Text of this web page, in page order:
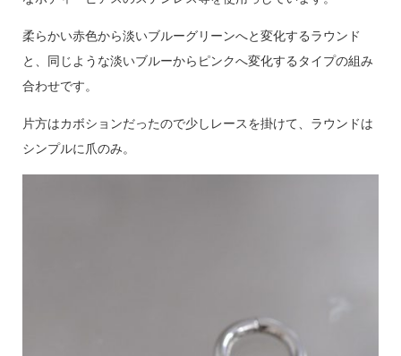
柔らかい赤色から淡いブルーグリーンへと変化するラウンド
と、同じような淡いブルーからピンクへ変化するタイプの組み
合わせです。
片方はカボションだったので少しレースを掛けて、ラウンドは
シンプルに爪のみ。